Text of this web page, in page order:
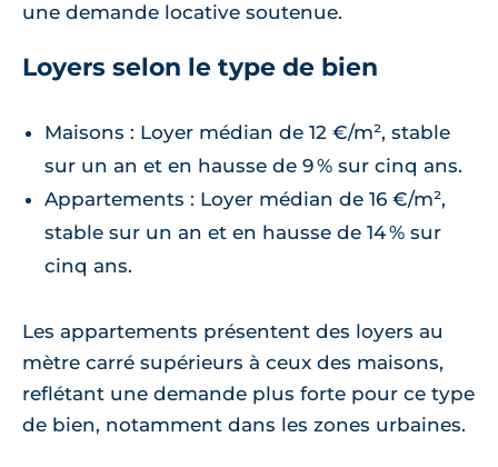
une demande locative soutenue.
Loyers selon le type de bien
Maisons : Loyer médian de 12 €/m², stable
sur un an et en hausse de 9 % sur cinq ans.
Appartements : Loyer médian de 16 €/m²,
stable sur un an et en hausse de 14 % sur
cinq ans.
Les appartements présentent des loyers au
mètre carré supérieurs à ceux des maisons,
reflétant une demande plus forte pour ce type
de bien, notamment dans les zones urbaines.